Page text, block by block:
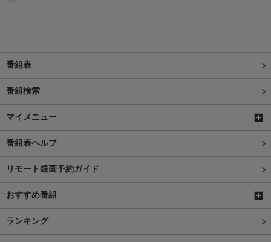
番組表
番組検索
マイメニュー
番組表ヘルプ
リモート録画予約ガイド
おすすめ番組
ランキング